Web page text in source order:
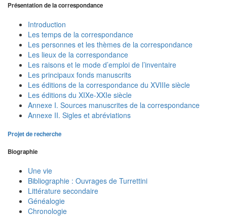
Présentation de la correspondance
Introduction
Les temps de la correspondance
Les personnes et les thèmes de la correspondance
Les lieux de la correspondance
Les raisons et le mode d’emploi de l’inventaire
Les principaux fonds manuscrits
Les éditions de la correspondance du XVIIIe siècle
Les éditions du XIXe-XXIe siècle
Annexe I. Sources manuscrites de la correspondance
Annexe II. Sigles et abréviations
Projet de recherche
Biographie
Une vie
Bibliographie : Ouvrages de Turrettini
Littérature secondaire
Généalogie
Chronologie